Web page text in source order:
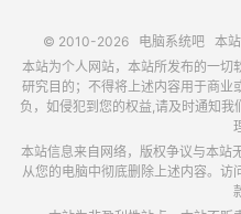
© 2010-2026 电脑系统吧本站
本站为个人网站，本站所发布的一切
研究目的；不得将上述内容用于商业
负，如侵犯到您的权益,请及时通知
本站信息来自网络，版权争议与本站
从您的电脑中彻底删除上述内容。访